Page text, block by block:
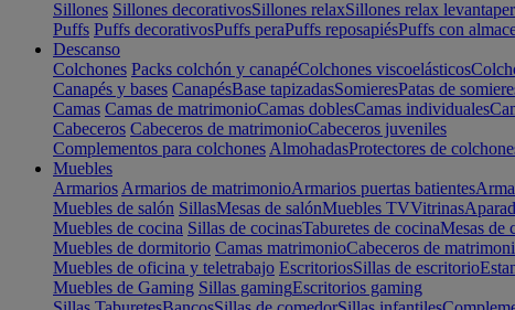
Sillones Sillones decorativosSillones relaxSillones relax
Puffs Puffs decorativosPuffs peraPuffs reposapiésPuffs con
Descanso
Colchones Packs colchón y canapéColchones viscoelásticos
Canapés y bases CanapésBase tapizadasSomieresPatas de
Camas Camas de matrimonioCamas doblesCamas individuales
Cabeceros Cabeceros de matrimonioCabeceros juveniles
Complementos para colchones AlmohadasProtectores de
Muebles
Armarios Armarios de matrimonioArmarios puertas batientes
Muebles de salón SillasMesas de salónMuebles TVVitrinas
Muebles de cocina Sillas de cocinasTaburetes de cocinaMesas de
Muebles de dormitorio Camas matrimonioCabeceros de
Muebles de oficina y teletrabajo EscritoriosSillas de escritorio
Muebles de Gaming Sillas gamingEscritorios gaming